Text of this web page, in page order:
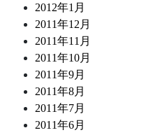
2012年1月
2011年12月
2011年11月
2011年10月
2011年9月
2011年8月
2011年7月
2011年6月